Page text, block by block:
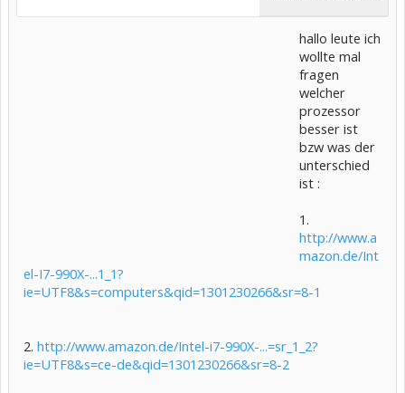
hallo leute ich
wollte mal
fragen
welcher
prozessor
besser ist
bzw was der
unterschied
ist :
1.
http://www.a
mazon.de/Int
el-I7-990X-...1_1?
ie=UTF8&s=computers&qid=1301230266&sr=8-1
2. http://www.amazon.de/Intel-i7-990X-...=sr_1_2?
ie=UTF8&s=ce-de&qid=1301230266&sr=8-2